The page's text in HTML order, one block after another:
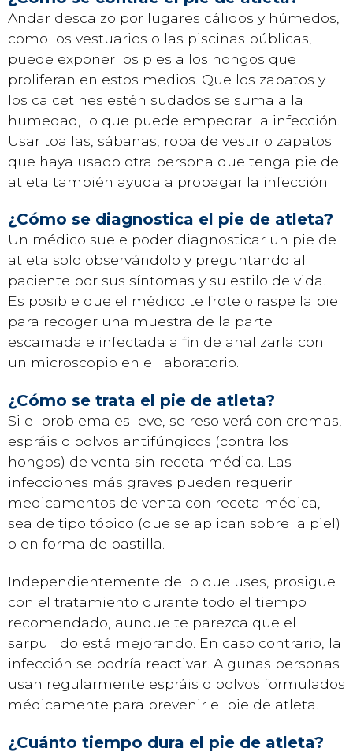
Andar descalzo por lugares cálidos y húmedos,
como los vestuarios o las piscinas públicas,
puede exponer los pies a los hongos que
proliferan en estos medios. Que los zapatos y
los calcetines estén sudados se suma a la
humedad, lo que puede empeorar la infección.
Usar toallas, sábanas, ropa de vestir o zapatos
que haya usado otra persona que tenga pie de
atleta también ayuda a propagar la infección.
¿Cómo se diagnostica el pie de atleta?
Un médico suele poder diagnosticar un pie de
atleta solo observándolo y preguntando al
paciente por sus síntomas y su estilo de vida.
Es posible que el médico te frote o raspe la piel
para recoger una muestra de la parte
escamada e infectada a fin de analizarla con
un microscopio en el laboratorio.
¿Cómo se trata el pie de atleta?
Si el problema es leve, se resolverá con cremas,
espráis o polvos antifúngicos (contra los
hongos) de venta sin receta médica. Las
infecciones más graves pueden requerir
medicamentos de venta con receta médica,
sea de tipo tópico (que se aplican sobre la piel)
o en forma de pastilla.
Independientemente de lo que uses, prosigue
con el tratamiento durante todo el tiempo
recomendado, aunque te parezca que el
sarpullido está mejorando. En caso contrario, la
infección se podría reactivar. Algunas personas
usan regularmente espráis o polvos formulados
médicamente para prevenir el pie de atleta.
¿Cuánto tiempo dura el pie de atleta?